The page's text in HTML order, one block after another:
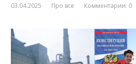
03.04.2025 Про все Комментарии: 0